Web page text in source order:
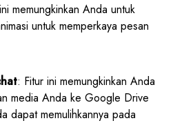
memungkinkan Anda untuk
untuk memperkaya pesan
: Fitur ini memungkinkan Anda
media Anda ke Google Drive
dapat memulihkannya pada